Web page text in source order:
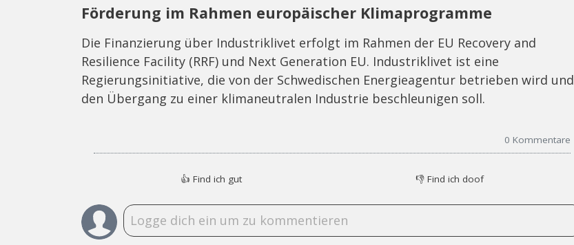
Förderung im Rahmen europäischer Klimaprogramme
Die Finanzierung über Industriklivet erfolgt im Rahmen der EU Recovery and
Resilience Facility (RRF) und Next Generation EU. Industriklivet ist eine
Regierungsinitiative, die von der Schwedischen Energieagentur betrieben wird und
den Übergang zu einer klimaneutralen Industrie beschleunigen soll.
0 Kommentare
👍 Find ich gut 👎 Find ich doof